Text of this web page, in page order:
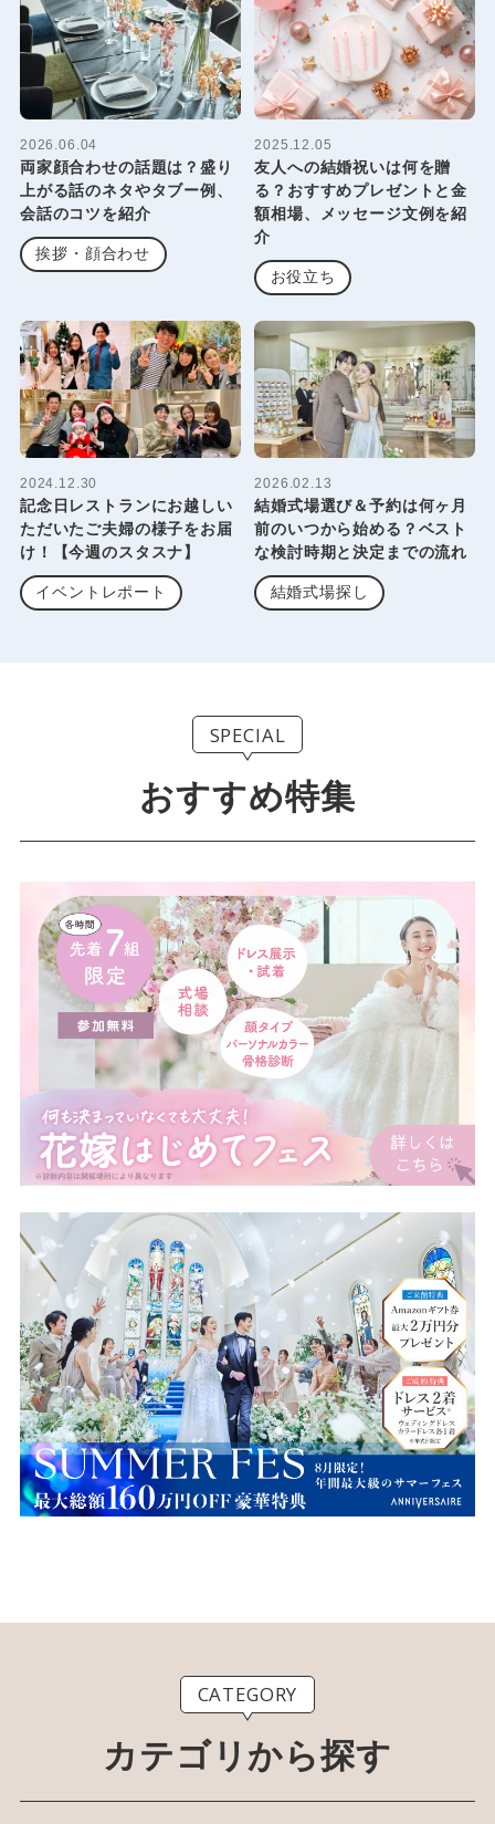
2026.06.04
両家顔合わせの話題は？盛り
上がる話のネタやタブー例、
会話のコツを紹介
挨拶・顔合わせ
2025.12.05
友人への結婚祝いは何を贈
る？おすすめプレゼントと金
額相場、メッセージ文例を紹
介
お役立ち
2024.12.30
記念日レストランにお越しい
ただいたご夫婦の様子をお届
け！【今週のスタスナ】
イベントレポート
2026.02.13
結婚式場選び＆予約は何ヶ月
前のいつから始める？ベスト
な検討時期と決定までの流れ
結婚式場探し
SPECIAL
おすすめ特集
CATEGORY
カテゴリから探す